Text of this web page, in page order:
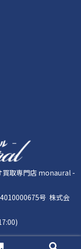
取専門店 monaural -
号 株式会